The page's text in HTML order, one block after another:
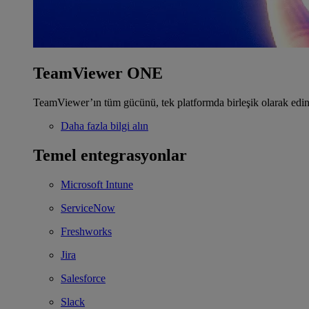
TeamViewer ONE
TeamViewer’ın tüm gücünü, tek platformda birleşik olarak
Daha fazla bilgi alın
Temel entegrasyonlar
Microsoft Intune
ServiceNow
Freshworks
Jira
Salesforce
Slack